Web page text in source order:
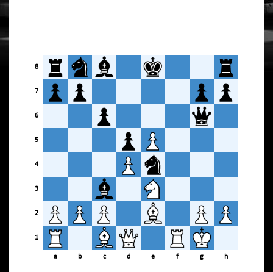
8
7
6
5
4
3
2
1
a b c d e f g h